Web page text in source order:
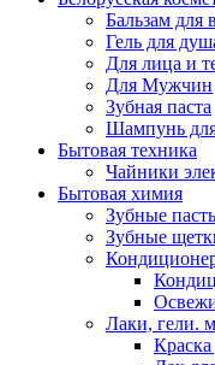
Бальзам для
Гель для
Для лица и
Для Мужчин
Зубная паста
Шампунь
Бытовая техника
Чайники
Бытовая химия
Зубные
Зубные
Лаки, гели.
Краска